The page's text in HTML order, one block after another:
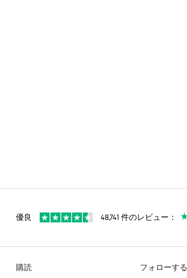
優良 48,741 件のレビュー：
購読 フォローする